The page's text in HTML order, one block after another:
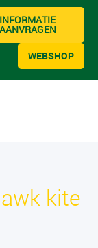
INFORMATIE
AANVRAGEN
WEBSHOP
kite